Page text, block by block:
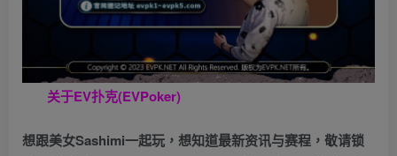
关于EV扑克(EVPoker)
想跟美女Sashimi一起玩， 想知道最新资讯与赛程， 敬请锁